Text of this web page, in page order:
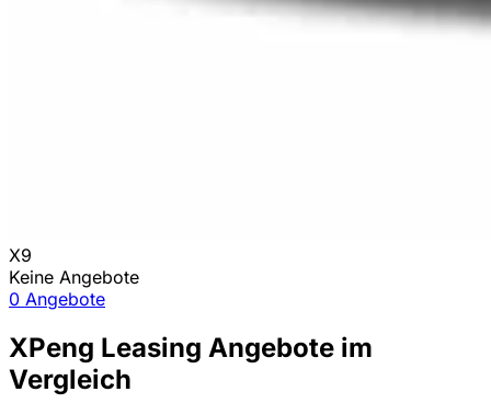
X9
Keine Angebote
0 Angebote
XPeng Leasing Angebote im
Vergleich